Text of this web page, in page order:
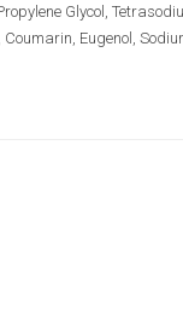
Glycol,
Eugenol,